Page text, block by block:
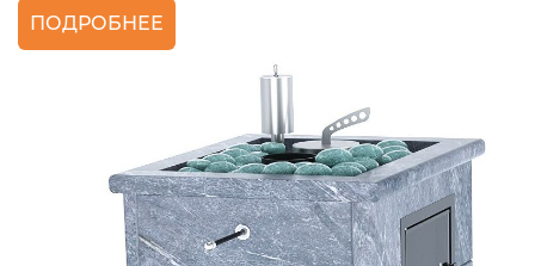
ПОДРОБНЕЕ